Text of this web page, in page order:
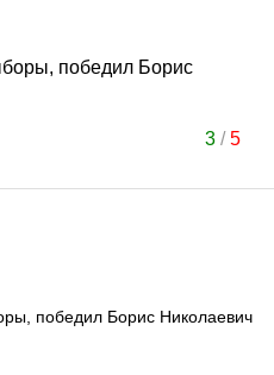
победил Борис
3/5
победил Борис Николаевич